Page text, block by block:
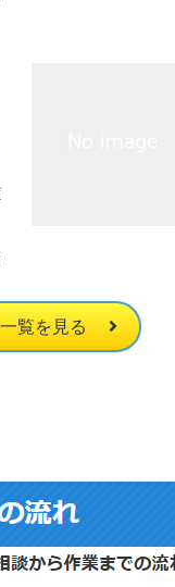
覧を見る